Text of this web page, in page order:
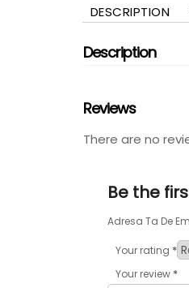
DESCRIPTION
Description
Reviews
There are no
Be the
Adresa Ta De
Your rating *
Your review *